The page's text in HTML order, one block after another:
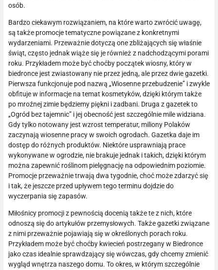
osób.
Bardzo ciekawym rozwiązaniem, na które warto zwrócić uwagę,
są także promocje tematyczne powiązane z konkretnymi
wydarzeniami. Przeważnie dotyczą one zbliżających się właśnie
świąt, często jednak wiąże się je również z nadchodzącymi porami
roku. Przykładem może być choćby początek wiosny, który w
biedronce jest zwiastowany nie przez jedną, ale przez dwie gazetki.
Pierwsza funkcjonuje pod nazwą „Wiosenne przebudzenie” i zwykle
obfituje w informacje na temat kosmetyków, dzięki którym także
po mroźnej zimie będziemy piękni i zadbani. Druga z gazetek to
„Ogród bez tajemnic” i jej obecność jest szczególnie mile widziana.
Gdy tylko notowany jest wzrost temperatur, miliony Polaków
zaczynają wiosenne pracy w swoich ogrodach. Gazetka daje im
dostęp do różnych produktów. Niektóre usprawniają prace
wykonywane w ogrodzie, nie brakuje jednak i takich, dzięki którym
można zapewnić roślinom pielęgnację na odpowiednim poziomie.
Promocje przeważnie trwają dwa tygodnie, choć może zdarzyć się
i tak, że jeszcze przed upływem tego terminu dojdzie do
wyczerpania się zapasów.
Miłośnicy promocji z pewnością docenią także te z nich, które
odnoszą się do artykułów przemysłowych. Także gazetki związane
z nimi przeważnie pojawiają się w określonych porach roku.
Przykładem może być choćby kwiecień postrzegany w Biedronce
jako czas idealnie sprawdzający się wówczas, gdy chcemy zmienić
wygląd wnętrza naszego domu. To okres, w którym szczególnie